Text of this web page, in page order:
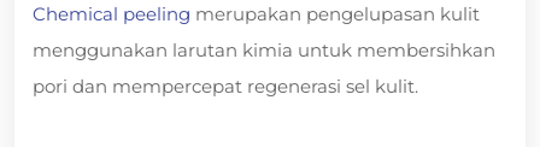
Chemical peeling merupakan pengelupasan kulit
menggunakan larutan kimia untuk membersihkan
pori dan mempercepat regenerasi sel kulit.